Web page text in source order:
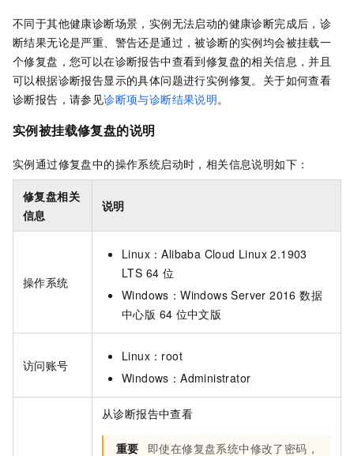
不同于其他健康诊断场景，实例无法启动的健康诊断完成后，诊
断结果无论是严重、警告还是通过，被诊断的实例均会被挂载一
个修复盘，您可以在诊断报告中查看到修复盘的相关信息，并且
可以根据诊断报告显示的具体问题进行实例修复。关于如何查看
诊断报告，请参见诊断项与诊断结果说明。
实例被挂载修复盘的说明
实例通过修复盘中的操作系统启动时，相关信息说明如下：
修复盘相关
信息
说明
操作系统
Linux：Alibaba Cloud Linux 2.1903
LTS 64 位
Windows：Windows Server 2016 数据
中心版 64 位中文版
访问账号
Linux：root
Windows：Administrator
从诊断报告中查看
重要
即使在修复盘系统中修改了密码，